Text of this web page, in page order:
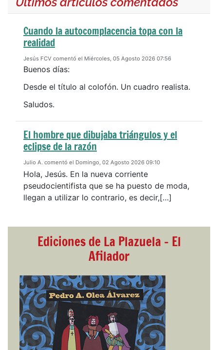
Cuando la autocomplacencia topa con la
realidad
Jesús FCV comentó el Miércoles, 05 Agosto 2026 07:56
Buenos días:
Desde el título al colofón. Un cuadro realista.
Saludos.
El hombre que dibujaba triángulos y el
eclipse de la razón
Julio A. comentó el Domingo, 02 Agosto 2026 09:10
Hola, Jesús. En la nueva corriente
pseudocientifista que se ha puesto de moda,
llegan a utilizar lo contrario, es decir,[…]
Ediciones de La Plazuela - El
Afilador